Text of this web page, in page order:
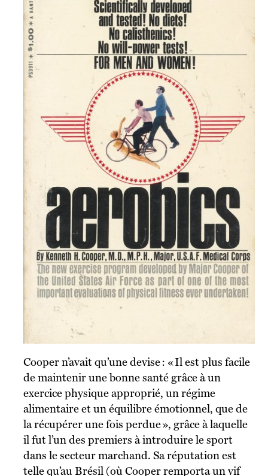
Cooper n’avait qu’une devise : « Il est plus facile
de maintenir une bonne santé grâce à un
exercice physique approprié, un régime
alimentaire et un équilibre émotionnel, que de
la récupérer une fois perdue », grâce à laquelle
il fut l’un des premiers à introduire le sport
dans le secteur marchand. Sa réputation est
telle qu’au Brésil (où Cooper remporta un vif